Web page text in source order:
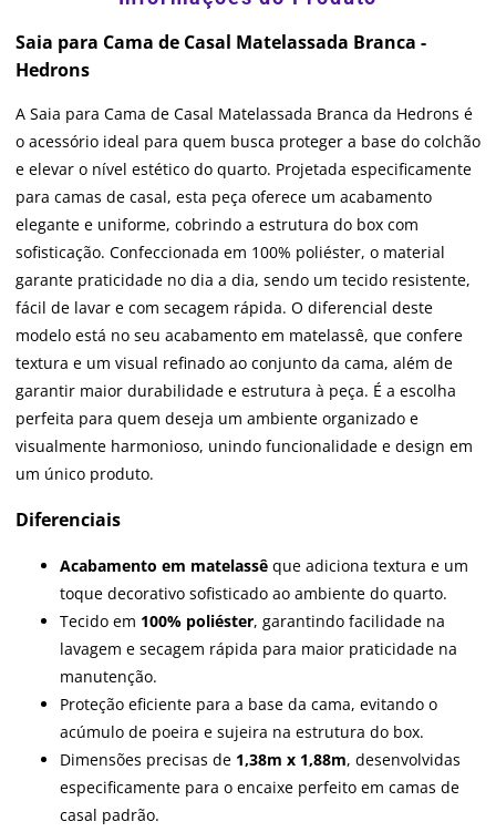
Saia para Cama de Casal Matelassada Branca -
Hedrons
A Saia para Cama de Casal Matelassada Branca da Hedrons é
o acessório ideal para quem busca proteger a base do colchão
e elevar o nível estético do quarto. Projetada especificamente
para camas de casal, esta peça oferece um acabamento
elegante e uniforme, cobrindo a estrutura do box com
sofisticação. Confeccionada em 100% poliéster, o material
garante praticidade no dia a dia, sendo um tecido resistente,
fácil de lavar e com secagem rápida. O diferencial deste
modelo está no seu acabamento em matelassê, que confere
textura e um visual refinado ao conjunto da cama, além de
garantir maior durabilidade e estrutura à peça. É a escolha
perfeita para quem deseja um ambiente organizado e
visualmente harmonioso, unindo funcionalidade e design em
um único produto.
Diferenciais
Acabamento em matelassê que adiciona textura e um
toque decorativo sofisticado ao ambiente do quarto.
Tecido em 100% poliéster, garantindo facilidade na
lavagem e secagem rápida para maior praticidade na
manutenção.
Proteção eficiente para a base da cama, evitando o
acúmulo de poeira e sujeira na estrutura do box.
Dimensões precisas de 1,38m x 1,88m, desenvolvidas
especificamente para o encaixe perfeito em camas de
casal padrão.